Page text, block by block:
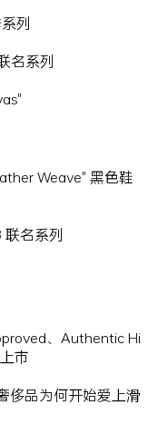
列
名系列
Weave" 黑色鞋
联名系列
、Authentic Hi
市
侈品为何开始爱上滑